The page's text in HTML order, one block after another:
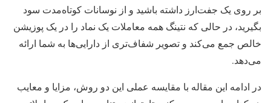
بر روی یک جفت‌ارز داشته باشید و از نوسانات کوتاه‌مدت سود
بگیرید، در حالی که نتینگ همه معاملات یک نماد را در یک پوزیشن
خالص جمع می‌کند و تصویر شفاف‌تری از دارایی‌ها به شما ارائه
می‌دهد.
در ادامه این مقاله با مقایسه عملی این دو روش، مزایا و معایب